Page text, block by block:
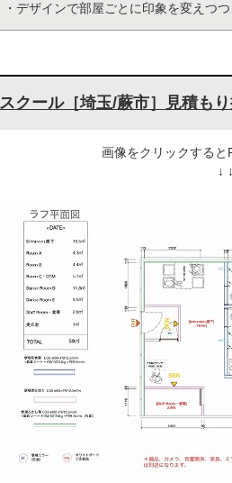
・デザインで部屋ごとに印象を変えつ
スクール［埼玉/蕨市］見積も
画像をクリックすると
↓